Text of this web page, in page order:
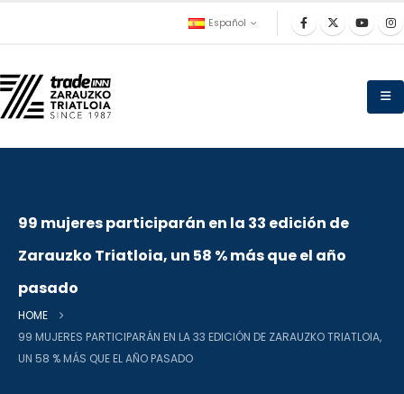
Español
99 mujeres participarán en la 33 edición de
Zarauzko Triatloia, un 58 % más que el año
pasado
HOME
99 MUJERES PARTICIPARÁN EN LA 33 EDICIÓN DE ZARAUZKO TRIATLOIA,
UN 58 % MÁS QUE EL AÑO PASADO